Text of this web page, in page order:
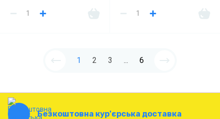
1 2 3 ... 6
Безкоштовна кур'єрська доставка